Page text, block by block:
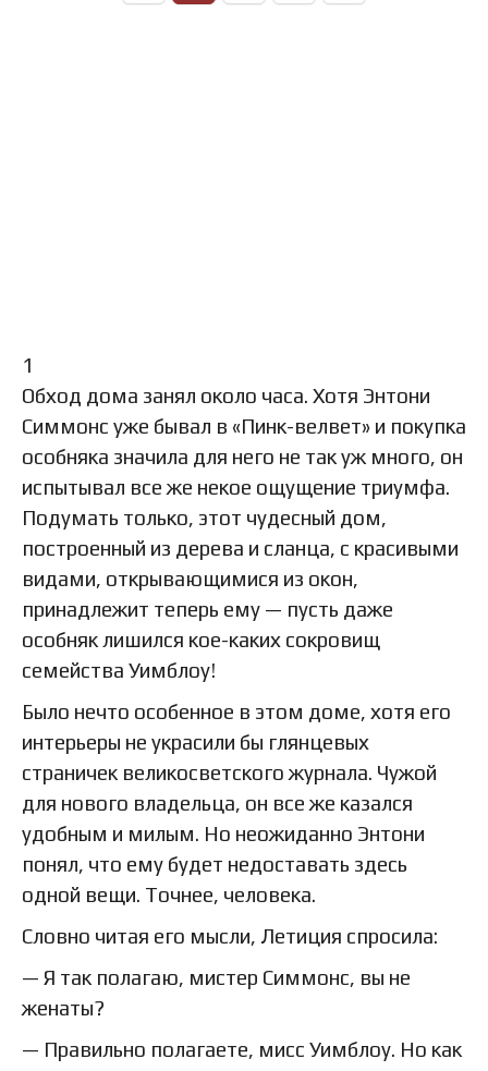
1
Обход дома занял около часа. Хотя Энтони
Симмонс уже бывал в «Пинк-велвет» и покупка
особняка значила для него не так уж много, он
испытывал все же некое ощущение триумфа.
Подумать только, этот чудесный дом,
построенный из дерева и сланца, с красивыми
видами, открывающимися из окон,
принадлежит теперь ему — пусть даже
особняк лишился кое-каких сокровищ
семейства Уимблоу!
Было нечто особенное в этом доме, хотя его
интерьеры не украсили бы глянцевых
страничек великосветского журнала. Чужой
для нового владельца, он все же казался
удобным и милым. Но неожиданно Энтони
понял, что ему будет недоставать здесь
одной вещи. Точнее, человека.
Словно читая его мысли, Летиция спросила:
— Я так полагаю, мистер Симмонс, вы не
женаты?
— Правильно полагаете, мисс Уимблоу. Но как